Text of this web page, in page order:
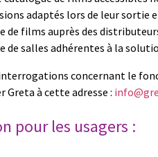
adaptés lors de leur sortie
de films auprès des
de salles adhérentes à la
interrogations concernant le
Greta à cette adresse :
pour les usagers :